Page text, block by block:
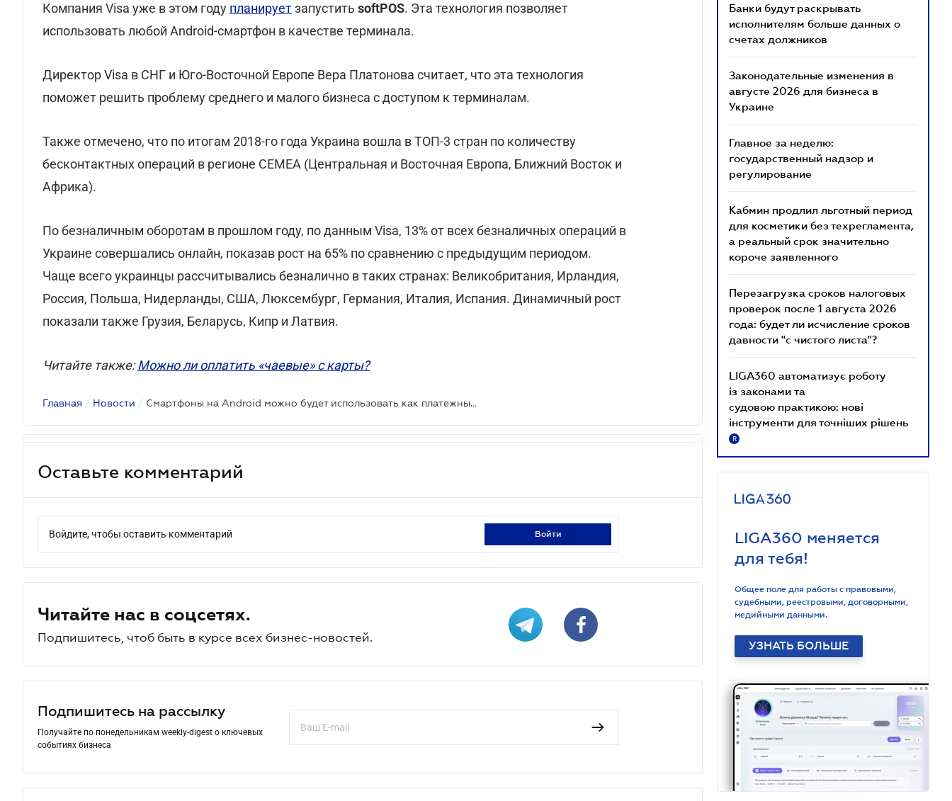
Компания Visa уже в этом году планируетзапустить softPOS. Эта технология позволяет
использовать любой Android-смартфон в качестве терминала.
Директор Visa в СНГ и Юго-Восточной Европе Вера Платонова считает, что эта технология
поможет решить проблему среднего и малого бизнеса с доступом к терминалам.
Также отмечено, что по итогам 2018-го года Украина вошла в ТОП-3 стран по количеству
бесконтактных операций в регионе CEMEA (Центральная и Восточная Европа, Ближний Восток и
Африка).
По безналичным оборотам в прошлом году, по данным Visa, 13% от всех безналичных операций в
Украине совершались онлайн, показав рост на 65% по сравнению с предыдущим периодом.
Чаще всего украинцы рассчитывались безналично в таких странах: Великобритания, Ирландия,
Россия, Польша, Нидерланды, США, Люксембург, Германия, Италия, Испания. Динамичный рост
показали также Грузия, Беларусь, Кипр и Латвия.
Читайте также:Можно ли оплатить «чаевые» с карты?
Главная / Новости / Смартфоны на Android можно будет использовать как платежный терминал
Оставьте комментарий
Войдите, чтобы оставить комментарий войти
Читайте нас в соцсетях.
Подпишитесь, чтоб быть в курсе всех бизнес-новостей.
Подпишитесь на рассылку
Получайте по понедельникам weekly-digest о ключевых
событиях бизнеса
Банки будут раскрывать
исполнителям больше данных о
счетах должников
Законодательные изменения в
августе 2026 для бизнеса в
Украине
Главное за неделю:
государственный надзор и
регулирование
Кабмин продлил льготный период
для косметики без техрегламента,
а реальный срок значительно
короче заявленного
Перезагрузка сроков налоговых
проверок после 1 августа 2026
года: будет ли исчисление сроков
давности "с чистого листа"?
LIGA360 автоматизує роботу
із законами та
судовою практикою: нові
інструменти для точніших рішень
R
LIGA360 меняется
для тебя!
Общее поле для работы с правовыми,
судебными, реестровыми, договорными,
медийными данными.
УЗНАТЬ БОЛЬШЕ